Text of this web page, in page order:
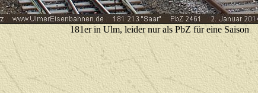
181er in Ulm, leider nur als PbZ für eine Saison